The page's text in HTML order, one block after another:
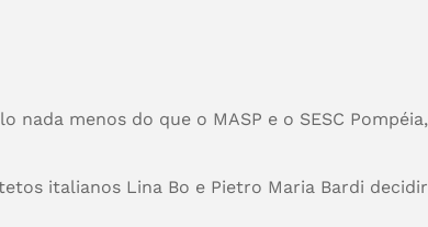
menos do que o MASP e o SESC
italianos Lina Bo e Pietro Maria Bardi